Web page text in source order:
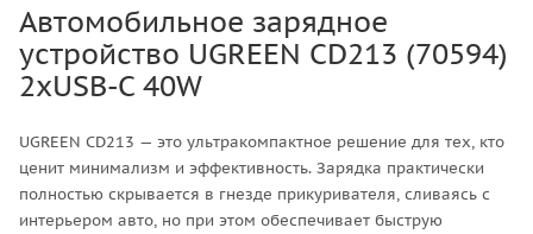
Автомобильное зарядное
устройство UGREEN CD213 (70594)
2xUSB-C 40W
UGREEN CD213 — это ультракомпактное решение для тех, кто
ценит минимализм и эффективность. Зарядка практически
полностью скрывается в гнезде прикуривателя, сливаясь с
интерьером авто, но при этом обеспечивает быструю